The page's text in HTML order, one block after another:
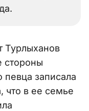
Турлыханов
стороны
записала
что в ее семье